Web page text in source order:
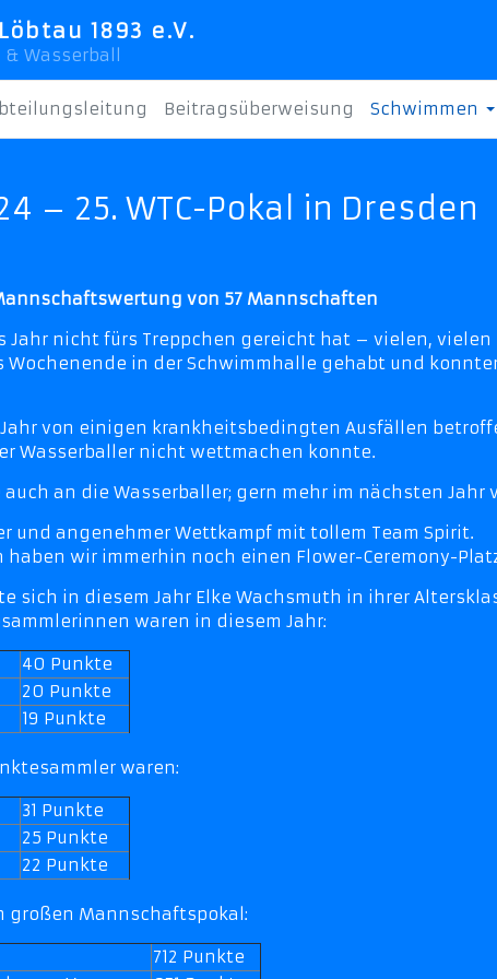
1893 e.V.
Wasserball
Beitragsüberweisung Schwimmen
– 25. WTC-Pokal in Dresden
von 57 Mannschaften
Jahr nicht fürs Treppchen gereicht hat – vielen,
Wochenende in der Schwimmhalle gehabt und
von einigen krankheitsbedingten Ausfällen
Wasserballer nicht wettmachen konnte.
an die Wasserballer; gern mehr im nächsten Jahr
und angenehmer Wettkampf mit tollem Team Spirit.
haben wir immerhin noch einen Flower-Ceremony-
sich in diesem Jahr Elke Wachsmuth in ihrer
waren in diesem Jahr:
40 Punkte
20 Punkte
19 Punkte
waren:
31 Punkte
25 Punkte
22 Punkte
großen Mannschaftspokal:
712 Punkte